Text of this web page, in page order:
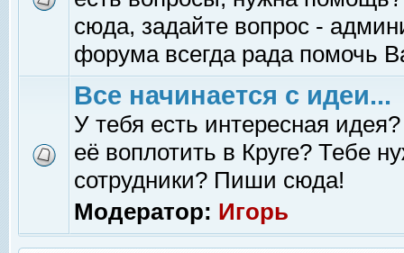
сюда, задайте вопрос -
форума всегда рада помочь
Все начинается с идеи...
У тебя есть интересная
её воплотить в Круге? Тебе
сотрудники? Пиши сюда!
Модератор: Игорь